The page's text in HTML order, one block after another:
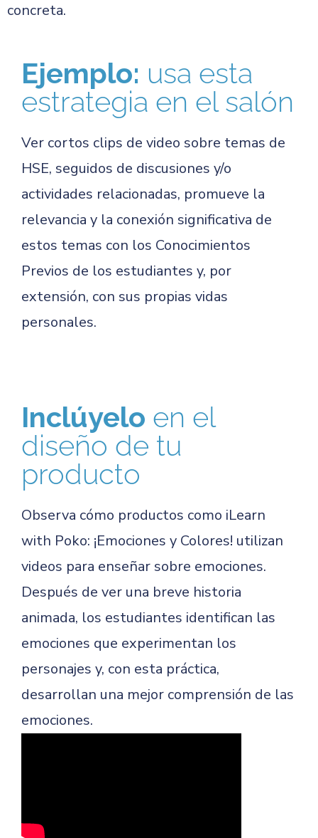
concreta.
Ejemplo: usa esta
estrategia en el salón
Ver cortos clips de video sobre temas de
HSE, seguidos de discusiones y/o
actividades relacionadas, promueve la
relevancia y la conexión significativa de
estos temas con los Conocimientos
Previos de los estudiantes y, por
extensión, con sus propias vidas
personales.
Inclúyelo en el
diseño de tu
producto
Observa cómo productos como iLearn
with Poko: ¡Emociones y Colores! utilizan
videos para enseñar sobre emociones.
Después de ver una breve historia
animada, los estudiantes identifican las
emociones que experimentan los
personajes y, con esta práctica,
desarrollan una mejor comprensión de las
emociones.